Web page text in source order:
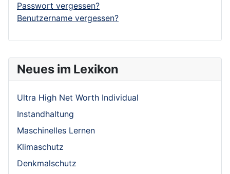
Neues im Lexikon
Ultra High Net Worth Individual
Instandhaltung
Maschinelles Lernen
Klimaschutz
Denkmalschutz
Passwort vergessen?
Benutzername vergessen?